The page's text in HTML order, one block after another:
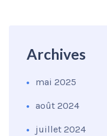
Archives
mai 2025
août 2024
juillet 2024